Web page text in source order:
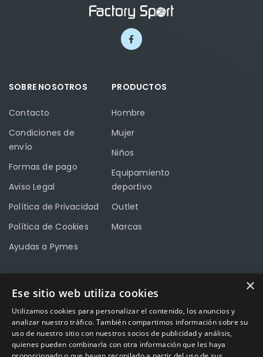
SOBRE NOSOTROS
Contacto
Condiciones de
envío
Formas de pago
Aviso Legal
Política de Privacidad
Política de Cookies
Ayudas a Pymes
PRODUCTOS
Hombre
Mujer
Niños
Equipamiento
deportivo
Outlet
Marcas
CONTACTO
Calle Méndez Núñez nº3 – Fuente Palmera 14120 Córdoba
Teléfono957 04 96 57
×
Ese sitio web utiliza cookies
Utilizamos cookies para personalizar el contenido, los anuncios y
analizar nuestro tráfico. También compartimos información sobre su
uso de nuestro sitio con nuestros socios de publicidad y análisis,
quienes pueden combinarla con otra información que les haya